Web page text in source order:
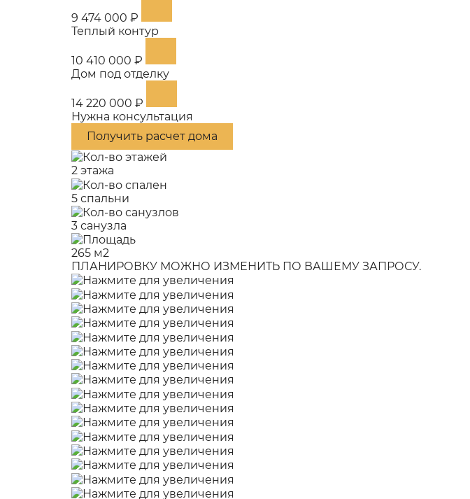
9 474 000 ₽
Теплый контур
10 410 000 ₽
Дом под отделку
14 220 000 ₽
Нужна консультация
Получить расчет дома
2 этажа
5 спальни
3 санузла
265 м2
ПЛАНИРОВКУ МОЖНО ИЗМЕНИТЬ ПО ВАШЕМУ ЗАПРОСУ.